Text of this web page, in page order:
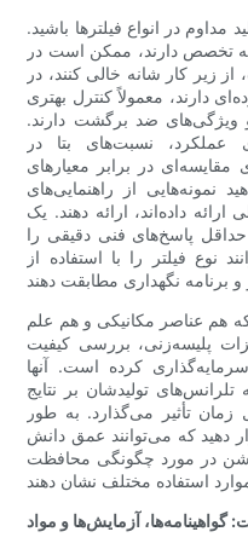
مداوم در انواع فیلترها باشید.
تخصص دارند، ممکن است در
زیر کار شانه خالی کنند، در
دارند، معمولاً کنترل بهتری
ویژگی‌های ضد برگشت دارند.
عملکرد، نسبت‌های بتا در
در برابر معیارهای
نمونه‌هایی از راهنمایی‌های
داده‌اند، ارائه دهند. یک
حداقل پاسخ‌های فنی دقیقی را
نوع فیلتر را با استفاده از
هم عناصر مکانیکی و هم علم
پلیسه‌زنی، بررسی کیفیت
کرده است. آنها
تلرانس‌های تولیدشان بر نتایج
تأثیر می‌گذارد. به طور
دهید که می‌توانند عمق دانش
در مورد چگونگی محافظت
گواهینامه‌ها، آزمایش‌ها و مواد